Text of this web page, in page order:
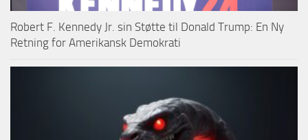
Robert F. Kennedy Jr. sin Støtte til Donald Trump: En Ny
Retning for Amerikansk Demokrati